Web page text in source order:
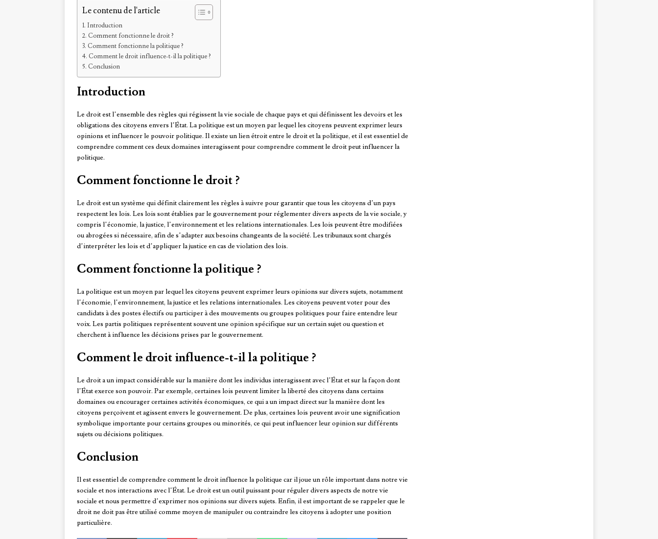
Le contenu de l'article
Introduction
Comment fonctionne le droit ?
Comment fonctionne la politique ?
Comment le droit influence-t-il la politique ?
Conclusion
Introduction
Le droit est l’ensemble des règles qui régissent la vie sociale de chaque pays et qui définissent les devoirs et les
obligations des citoyens envers l’État. La politique est un moyen par lequel les citoyens peuvent exprimer leurs
opinions et influencer le pouvoir politique. Il existe un lien étroit entre le droit et la politique, et il est essentiel de
comprendre comment ces deux domaines interagissent pour comprendre comment le droit peut influencer la
politique.
Comment fonctionne le droit ?
Le droit est un système qui définit clairement les règles à suivre pour garantir que tous les citoyens d’un pays
respectent les lois. Les lois sont établies par le gouvernement pour réglementer divers aspects de la vie sociale, y
compris l’économie, la justice, l’environnement et les relations internationales. Les lois peuvent être modifiées
ou abrogées si nécessaire, afin de s’adapter aux besoins changeants de la société. Les tribunaux sont chargés
d’interpréter les lois et d’appliquer la justice en cas de violation des lois.
Comment fonctionne la politique ?
La politique est un moyen par lequel les citoyens peuvent exprimer leurs opinions sur divers sujets, notamment
l’économie, l’environnement, la justice et les relations internationales. Les citoyens peuvent voter pour des
candidats à des postes électifs ou participer à des mouvements ou groupes politiques pour faire entendre leur
voix. Les partis politiques représentent souvent une opinion spécifique sur un certain sujet ou question et
cherchent à influence les décisions prises par le gouvernement.
Comment le droit influence-t-il la politique ?
Le droit a un impact considérable sur la manière dont les individus interagissent avec l’État et sur la façon dont
l’État exerce son pouvoir. Par exemple, certaines lois peuvent limiter la liberté des citoyens dans certains
domaines ou encourager certaines activités économiques, ce qui a un impact direct sur la manière dont les
citoyens perçoivent et agissent envers le gouvernement. De plus, certaines lois peuvent avoir une signification
symbolique importante pour certains groupes ou minorités, ce qui peut influencer leur opinion sur différents
sujets ou décisions politiques.
Conclusion
Il est essentiel de comprendre comment le droit influence la politique car il joue un rôle important dans notre vie
sociale et nos interactions avec l’État. Le droit est un outil puissant pour réguler divers aspects de notre vie
sociale et nous permettre d’exprimer nos opinions sur divers sujets. Enfin, il est important de se rappeler que le
droit ne doit pas être utilisé comme moyen de manipuler ou contraindre les citoyens à adopter une position
particulière.